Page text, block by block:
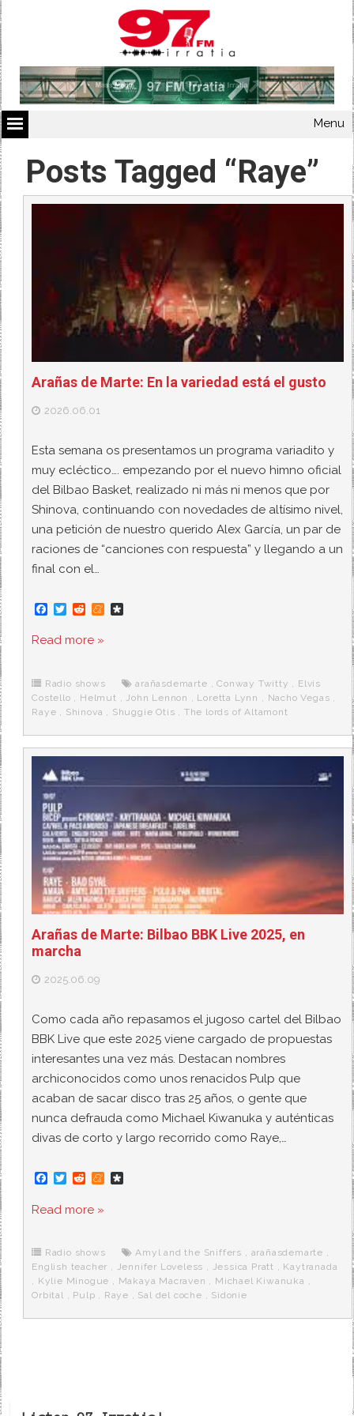
Menu
Posts Tagged “Raye”
Arañas de Marte: En la variedad está el gusto
2026.06.01
Esta semana os presentamos un programa variadito y
muy ecléctico…. empezando por el nuevo himno oficial
del Bilbao Basket, realizado ni más ni menos que por
Shinova, continuando con novedades de altísimo nivel,
una petición de nuestro querido Alex García, un par de
raciones de “canciones con respuesta” y llegando a un
final con el…
F
c
e
o
k
T
i
t
r
R
d
d
M
e
r
a
Read more »
Radio shows arañasdemarte ,Conway Twitty , Elvis
Costello , Helmut ,John Lennon , Loretta Lynn , Nacho Vegas ,
Raye , Shinova , Shuggie Otis , The lords of Altamont
Arañas de Marte: Bilbao BBK Live 2025, en
marcha
2025.06.09
Como cada año repasamos el jugoso cartel del Bilbao
BBK Live que este 2025 viene cargado de propuestas
interesantes una vez más. Destacan nombres
archiconocidos como unos renacidos Pulp que
acaban de sacar disco tras 25 años, o gente que
nunca defrauda como Michael Kiwanuka y auténticas
divas de corto y largo recorrido como Raye,…
F
e
o
k
T
t
r
R
d
M
e
r
a
Read more »
Radio shows Amyl and the Sniffers , arañasdemarte ,
English teacher , Jennifer Loveless , Jessica Pratt , Kaytranada
, Kylie Minogue , Makaya Macraven , Michael Kiwanuka ,
Orbital , Pulp , Raye , Sal del coche , Sidonie